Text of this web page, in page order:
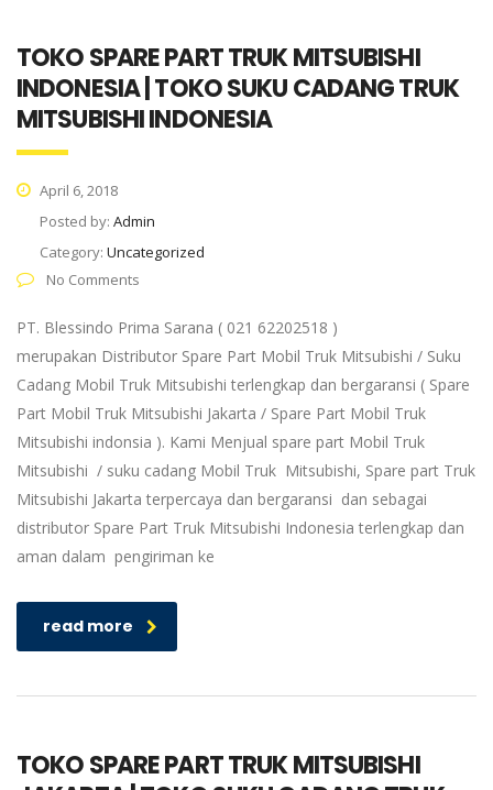
TOKO SPARE PART TRUK MITSUBISHI
INDONESIA | TOKO SUKU CADANG TRUK
MITSUBISHI INDONESIA
April 6, 2018
Posted by: Admin
Category: Uncategorized
No Comments
PT. Blessindo Prima Sarana ( 021 62202518 )
merupakan Distributor Spare Part Mobil Truk Mitsubishi / Suku
Cadang Mobil Truk Mitsubishi terlengkap dan bergaransi ( Spare
Part Mobil Truk Mitsubishi Jakarta / Spare Part Mobil Truk
Mitsubishi indonsia ). Kami Menjual spare part Mobil Truk
Mitsubishi / suku cadang Mobil Truk Mitsubishi, Spare part Truk
Mitsubishi Jakarta terpercaya dan bergaransi dan sebagai
distributor Spare Part Truk Mitsubishi Indonesia terlengkap dan
aman dalam pengiriman ke
read more
TOKO SPARE PART TRUK MITSUBISHI